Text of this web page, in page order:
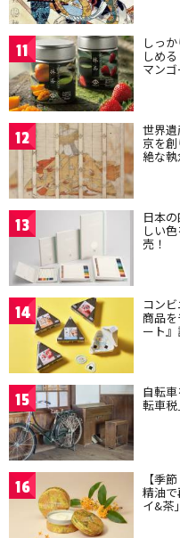
11 しっ
しめ
マン
12 世界
京を
絶な執
13 日本
しい
売！
14 コン
商品
ート
15 自転
転車
16 【季
精油
イ&茶